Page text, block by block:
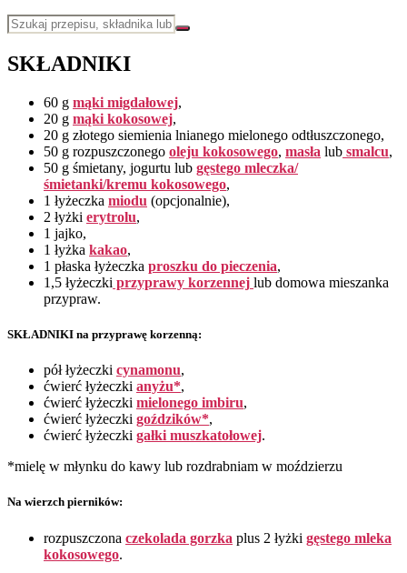
SKŁADNIKI
60 g mąki migdałowej,
20 g mąki kokosowej,
20 g złotego siemienia lnianego mielonego odtłuszczonego,
50 g rozpuszczonego oleju kokosowego, masła lub smalcu,
50 g śmietany, jogurtu lub gęstego mleczka/
śmietanki/kremu kokosowego,
1 łyżeczka miodu (opcjonalnie),
2 łyżki erytrolu,
1 jajko,
1 łyżka kakao,
1 płaska łyżeczka proszku do pieczenia,
1,5 łyżeczki przyprawy korzennej lub domowa mieszanka
przypraw.
SKŁADNIKI na przyprawę korzenną:
pół łyżeczki cynamonu,
ćwierć łyżeczki anyżu*,
ćwierć łyżeczki mielonego imbiru,
ćwierć łyżeczki goździków*,
ćwierć łyżeczki gałki muszkatołowej.
*mielę w młynku do kawy lub rozdrabniam w moździerzu
Na wierzch pierników:
rozpuszczona czekolada gorzka plus 2 łyżki gęstego mleka
kokosowego.